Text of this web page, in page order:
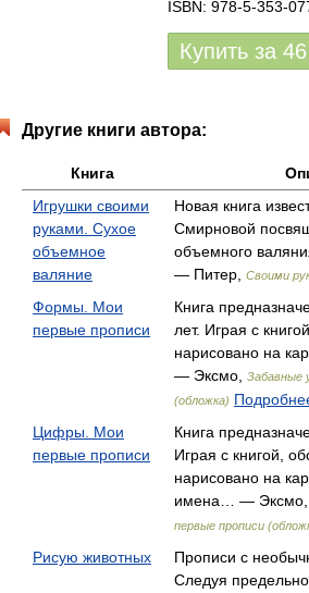
ISBN: 978-5-353-
Купить за 46
Другие книги автора:
Книга
Игрушки своими
руками. Сухое
объемное
валяние
Новая книга
Смирновой
объемного
— Питер,
Своими
Формы. Мои
первые прописи
Книга
лет. Играя с
нарисовано на
— Эксмо,
Забавные
(обложка)
Цифры. Мои
первые прописи
Книга
Играя с книгой,
нарисовано на
имена… — Эксмо,
первые прописи
Рисую животных
Прописи с
Следуя